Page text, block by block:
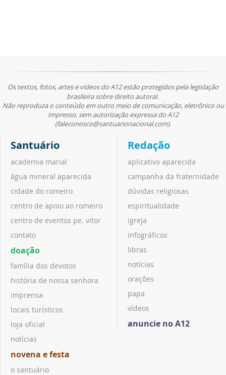
Os textos, fotos, artes e vídeos do A12 estão protegidos pela legislação
brasileira sobre direito autoral.
Não reproduza o conteúdo em outro meio de comunicação, eletrônico ou
impresso, sem autorização expressa do A12
(faleconosco@santuarionacional.com).
Santuário
academia marial
água mineral aparecida
cidade do romeiro
centro de apoio ao romeiro
centro de eventos pe. vitor
contato
doação
família dos devotos
história de nossa senhora
imprensa
locais turísticos
loja oficial
notícias
novena e festa
o santuário
Redação
aplicativo aparecida
campanha da fraternidade
dúvidas religiosas
espiritualidade
igreja
infográficos
libras
notícias
orações
papa
vídeos
anuncie no A12